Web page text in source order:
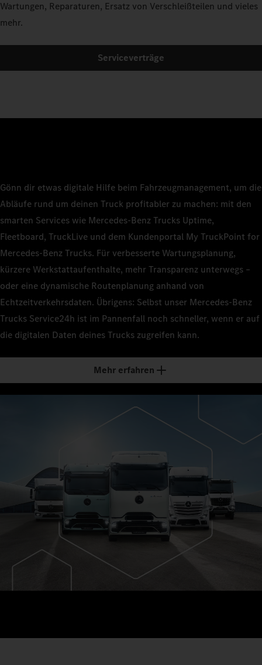
Wartungen, Reparaturen, Ersatz von Verschleißteilen und vieles
mehr.
Serviceverträge
Gönn dir etwas digitale Hilfe beim Fahrzeugmanagement, um die
Abläufe rund um deinen Truck profitabler zu machen: mit den
smarten Services wie Mercedes‑Benz Trucks Uptime,
Fleetboard, TruckLive und dem Kundenportal My TruckPoint for
Mercedes‑Benz Trucks. Für verbesserte Wartungsplanung,
kürzere Werkstattaufenthalte, mehr Transparenz unterwegs –
oder eine dynamische Routenplanung anhand von
Echtzeitverkehrsdaten. Übrigens: Selbst unser Mercedes‑Benz
Trucks Service24h ist im Pannenfall noch schneller, wenn er auf
die digitalen Daten deines Trucks zugreifen kann.
Mehr erfahren